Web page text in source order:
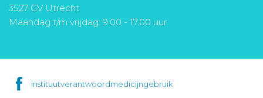
3527 GV Utrecht
Maandag t/m vrijdag: 9.00 - 17.00 uur
instituutverantwoordmedicijngebruik